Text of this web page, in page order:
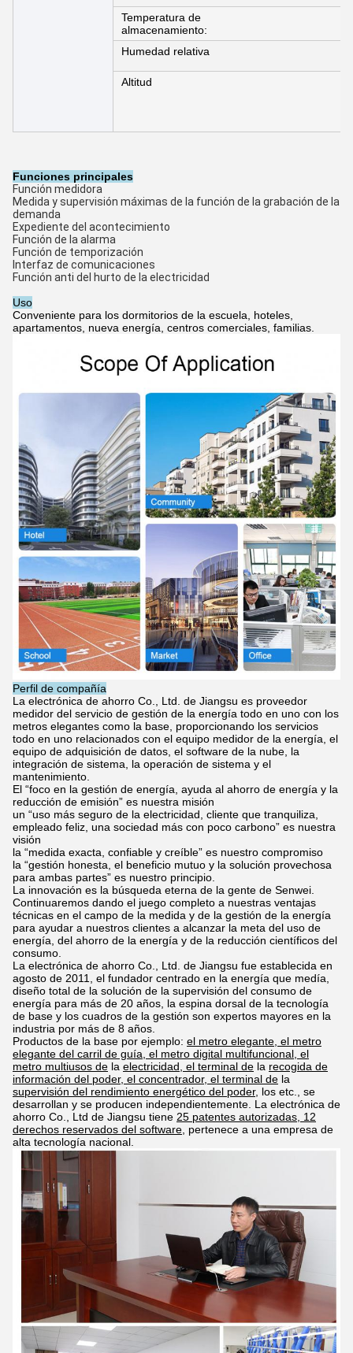
Temperatura de
almacenamiento:
Humedad relativa
Altitud
Funciones principales
Función medidora
Medida y supervisión máximas de la función de la grabación de la
demanda
Expediente del acontecimiento
Función de la alarma
Función de temporización
Interfaz de comunicaciones
Función anti del hurto de la electricidad
Uso
Conveniente para los dormitorios de la escuela, hoteles,
apartamentos, nueva energía, centros comerciales, familias.
Perfil de compañía
La electrónica de ahorro Co., Ltd. de Jiangsu es proveedor
medidor del servicio de gestión de la energía todo en uno con los
metros elegantes como la base, proporcionando los servicios
todo en uno relacionados con el equipo medidor de la energía, el
equipo de adquisición de datos, el software de la nube, la
integración de sistema, la operación de sistema y el
mantenimiento.
El “foco en la gestión de energía, ayuda al ahorro de energía y la
reducción de emisión” es nuestra misión
un “uso más seguro de la electricidad, cliente que tranquiliza,
empleado feliz, una sociedad más con poco carbono” es nuestra
visión
la “medida exacta, confiable y creíble” es nuestro compromiso
la “gestión honesta, el beneficio mutuo y la solución provechosa
para ambas partes” es nuestro principio.
La innovación es la búsqueda eterna de la gente de Senwei.
Continuaremos dando el juego completo a nuestras ventajas
técnicas en el campo de la medida y de la gestión de la energía
para ayudar a nuestros clientes a alcanzar la meta del uso de
energía, del ahorro de la energía y de la reducción científicos del
consumo.
La electrónica de ahorro Co., Ltd. de Jiangsu fue establecida en
agosto de 2011, el fundador centrado en la energía que medía,
diseño total de la solución de la supervisión del consumo de
energía para más de 20 años, la espina dorsal de la tecnología
de base y los cuadros de la gestión son expertos mayores en la
industria por más de 8 años.
Productos de la base por ejemplo: el metro elegante, el metro
elegante del carril de guía, el metro digital multifuncional, el
metro multiusos de la electricidad, el terminal de la recogida de
información del poder, el concentrador, el terminal de la
supervisión del rendimiento energético del poder, los etc., se
desarrollan y se producen independientemente. La electrónica de
ahorro Co., Ltd de Jiangsu tiene 25 patentes autorizadas, 12
derechos reservados del software, pertenece a una empresa de
alta tecnología nacional.